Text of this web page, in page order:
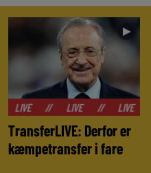
►
LIVE LIVE LIVE
TransferLIVE: Derfor er
kæmpetransfer i fare